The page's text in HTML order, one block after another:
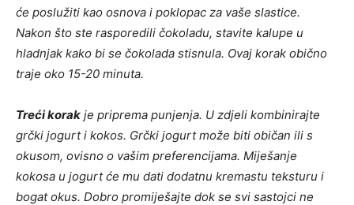
će poslužiti kao osnova i poklopac za vaše slastice.
Nakon što ste rasporedili čokoladu, stavite kalupe u
hladnjak kako bi se čokolada stisnula. Ovaj korak obično
traje oko 15-20 minuta.
Treći korak je priprema punjenja. U zdjeli kombinirajte
grčki jogurt i kokos. Grčki jogurt može biti običan ili s
okusom, ovisno o vašim preferencijama. Miješanje
kokosa u jogurt će mu dati dodatnu kremastu teksturu i
bogat okus. Dobro promiješajte dok se svi sastojci ne